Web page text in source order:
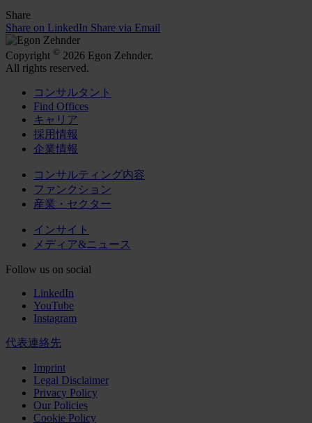
Share
Share on LinkedIn Share via Email
Copyright © 2026 Egon Zehnder.
All rights reserved.
コンサルタント
Find Offices
キャリア
採用情報
企業情報
コンサルティング内容
ファンクション
産業・セクター
インサイト
メディア&ニュース
Follow us on social
LinkedIn
YouTube
Instagram
代表連絡先
Imprint
Legal Disclaimer
Privacy Policy
Our Policies
Cookie Policy